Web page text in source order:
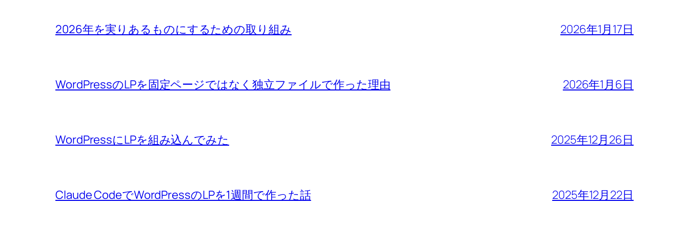
2026年を実りあるものにするための取り組み 2026年1月17日
WordPressのLPを固定ページではなく独立ファイルで作った理由 2026年1月6日
WordPressにLPを組み込んでみた 2025年12月26日
Claude CodeでWordPressのLPを1週間で作った話 2025年12月22日